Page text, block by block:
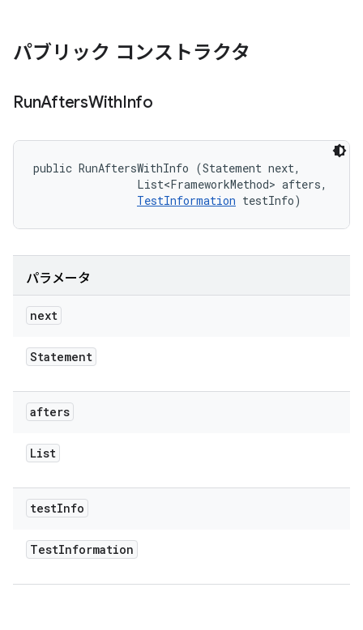
パブリック コンストラクタ
RunAftersWithInfo
public RunAftersWithInfo (Statement next,
                List<FrameworkMethod> afters,
TestInformation testInfo)
パラメータ
next
Statement
afters
List
testInfo
TestInformation